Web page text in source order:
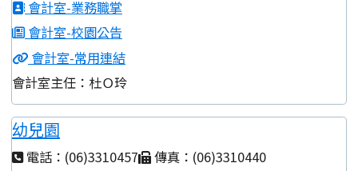
會計室-業務職掌
會計室-校園公告
會計室-常用連結
會計室主任：杜Ｏ玲
幼兒園
電話：(06)3310457
傳真：(06)3310440